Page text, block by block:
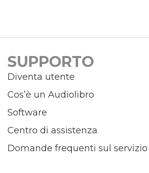
SUPPORTO
Diventa utente
Cos’è un Audiolibro
Software
Centro di assistenza
Domande frequenti sul servizio